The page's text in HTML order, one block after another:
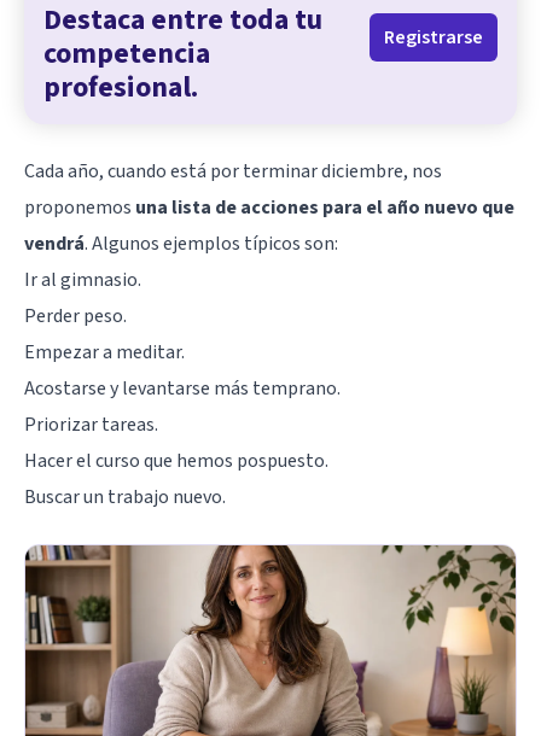
Destaca entre toda tu
competencia
profesional.
Registrarse
Cada año, cuando está por terminar diciembre, nos
proponemos una lista de acciones para el año nuevo que
vendrá. Algunos ejemplos típicos son:
Ir al gimnasio.
Perder peso.
Empezar a meditar.
Acostarse y levantarse más temprano.
Priorizar tareas.
Hacer el curso que hemos pospuesto.
Buscar un trabajo nuevo.